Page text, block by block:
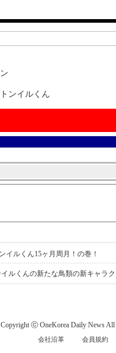
ンイルくん
イルくん15ヶ月周月！の巻！
イルくんの新たな鳥類の新キャラ
Copyright ⓒ OneKorea Daily News All
会社沿革 会員規約